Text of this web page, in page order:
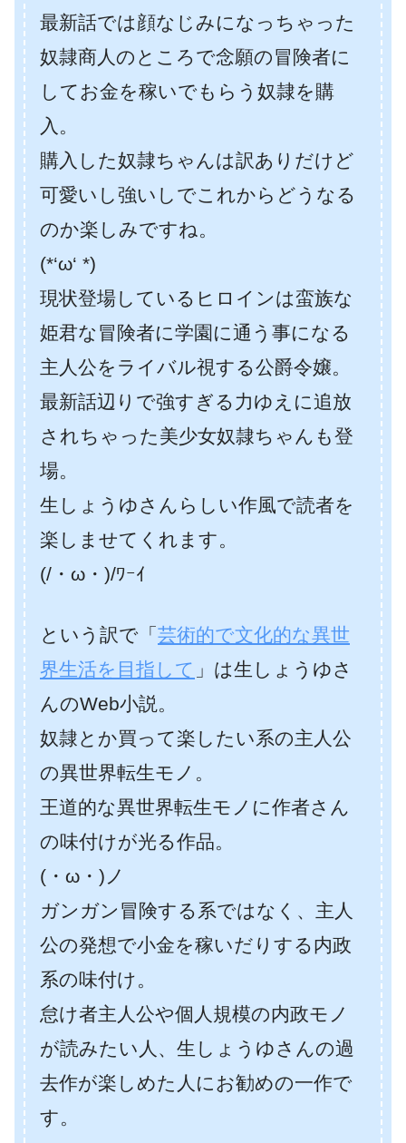
最新話では顔なじみになっちゃった
奴隷商人のところで念願の冒険者に
してお金を稼いでもらう奴隷を購
入。
購入した奴隷ちゃんは訳ありだけど
可愛いし強いしでこれからどうなる
のか楽しみですね。
(*‘ω‘ *)
現状登場しているヒロインは蛮族な
姫君な冒険者に学園に通う事になる
主人公をライバル視する公爵令嬢。
最新話辺りで強すぎる力ゆえに追放
されちゃった美少女奴隷ちゃんも登
場。
生しょうゆさんらしい作風で読者を
楽しませてくれます。
(/・ω・)/ﾜｰｲ
という訳で「 芸術的で文化的な異世
界生活を目指して 」は生しょうゆさ
んのWeb小説。
奴隷とか買って楽したい系の主人公
の異世界転生モノ。
王道的な異世界転生モノに作者さん
の味付けが光る作品。
(・ω・)ノ
ガンガン冒険する系ではなく、主人
公の発想で小金を稼いだりする内政
系の味付け。
怠け者主人公や個人規模の内政モノ
が読みたい人、生しょうゆさんの過
去作が楽しめた人にお勧めの一作で
す。